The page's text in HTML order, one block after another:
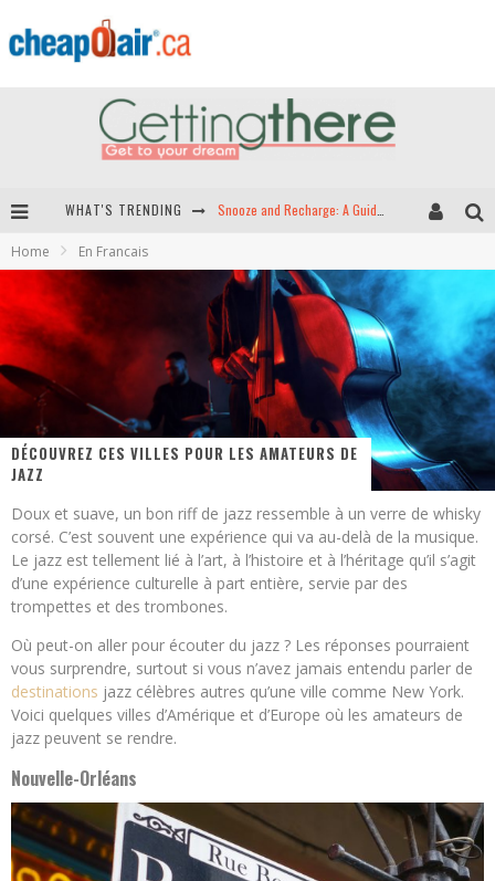
WHAT'S TRENDING Hey Tech-Savvy Travelers: Here Are the Best Apps for Travel!
Home En Francais
DÉCOUVREZ CES VILLES POUR LES AMATEURS DE
JAZZ
Doux et suave, un bon riff de jazz ressemble à un verre de whisky
corsé. C’est souvent une expérience qui va au-delà de la musique.
Le jazz est tellement lié à l’art, à l’histoire et à l’héritage qu’il s’agit
d’une expérience culturelle à part entière, servie par des
trompettes et des trombones.
Où peut-on aller pour écouter du jazz ? Les réponses pourraient
vous surprendre, surtout si vous n’avez jamais entendu parler de
destinations jazz célèbres autres qu’une ville comme New York.
Voici quelques villes d’Amérique et d’Europe où les amateurs de
jazz peuvent se rendre.
Nouvelle-Orléans